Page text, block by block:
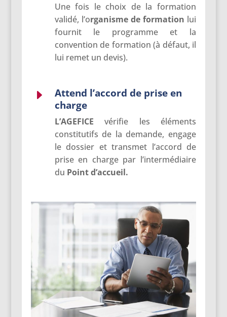
Une fois le choix de la formation
validé, l’organisme de formation lui
fournit le programme et la
convention de formation (à défaut, il
lui remet un devis).
E
Attend l’accord de prise en
charge
L’AGEFICEvérifie les éléments
constitutifs de la demande, engage
le dossier et transmet l’accord de
prise en charge par l’intermédiaire
du Point d’accueil.